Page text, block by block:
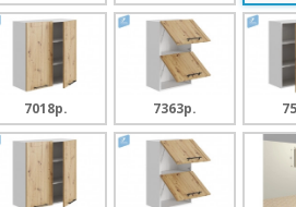
7018p. 7363p.